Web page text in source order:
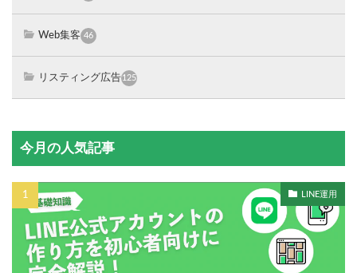
Web集客 46
リスティング広告125
今月の人気記事
LINE運用